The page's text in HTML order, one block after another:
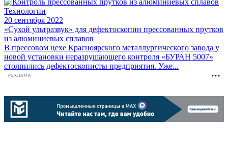
Технологии
20 сентября 2022
«Сухой ультразвук» для дефектоскопии прессованных прутков
из алюминиевых сплавов
В прессовом цехе Красноярского металлургического завода у
новой установки неразрушающего контроля «БУРАН 5007»
столпились дефектоскописты предприятия. Уже...
РЕКЛАМА